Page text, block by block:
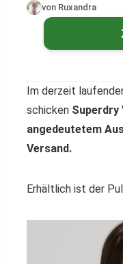
von Ruxandra
Im derzeit
schicken Superdry
angedeutetem
Versand.
Erhältlich ist der